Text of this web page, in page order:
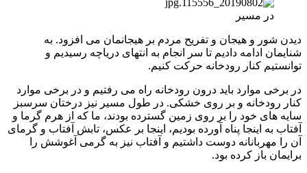
در مسیر
دیدن شور و هیجان و تفریح مردم بر هیجانمان می افزود. به
شنایمان ادامه دادیم تا سر انجام به انتهای دریاچه رسیدیم و
توانستیم کنار رودخانه حرکت کنیم.
در برخی موارد باید درون رودخانه راه می رفتیم و در برخی موارد
کنار رودخانه و بر روی خشکی. در طول مسیر نیز درختان سرسبز
سایه های خود را بر روی زمین گسترده بودند، ما که از هرم گرما و
آفتاب به اینجا پناه آورده بودیم، اینجا بر عکس، تابش آفتاب و گرمای
آن را مهربانانه دوست داشتیم و آفتاب نیز به گرمی آغوشش را
برایمان باز کرده بود.